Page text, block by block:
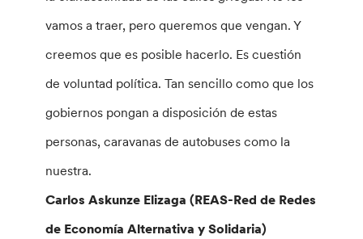
vamos a traer, pero queremos que vengan. Y
creemos que es posible hacerlo. Es cuestión
de voluntad política. Tan sencillo como que los
gobiernos pongan a disposición de estas
personas, caravanas de autobuses como la
nuestra.
Carlos Askunze Elizaga (REAS-Red de Redes
de Economía Alternativa y Solidaria)